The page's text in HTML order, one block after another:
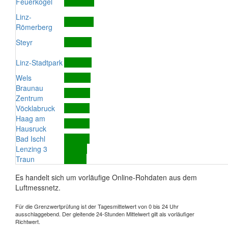
Linz-
Römerberg
Steyr
Linz-Stadtpark
Wels
Braunau
Zentrum
Vöcklabruck
Haag am
Hausruck
Bad Ischl
Lenzing 3
Traun
Es handelt sich um vorläufige Online-Rohdaten aus dem
Luftmessnetz.
Für die Grenzwertprüfung ist der Tagesmittelwert von 0 bis 24 Uhr
ausschlaggebend. Der gleitende 24-Stunden Mittelwert gilt als vorläufiger
Richtwert.